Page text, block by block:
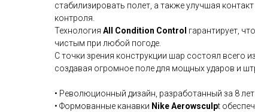
стабилизировать полет, а также улучшая
контроля.
Технология All Condition Control гарантирует,
чистым при любой погоде.
С точки зрения конструкции шар состоял всего
создавая огромное поле для мощных ударов и
• Революционный дизайн, разработанный за 8
• Формованные канавки Nike Aerowsculpt